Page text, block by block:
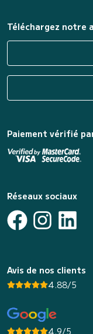
Téléchargez notre
Paiement vérifié
Réseaux sociaux
Avis de nos clients
4.88/5
4.9/5